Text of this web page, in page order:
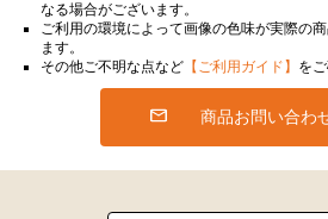
なる場合がございます。
ご利用の環境によって画像の色味が実際の
ます。
その他ご不明な点など 【ご利用ガイド】 を
商品お問い合わ